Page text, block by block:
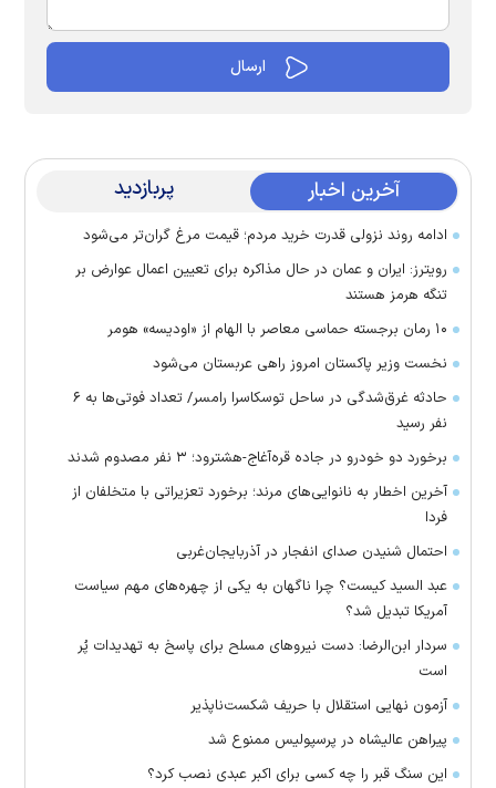
آخرین اخبار پربازدید
ادامه روند نزولی قدرت خرید مردم؛ قیمت مرغ گران‌تر می‌شود
رویترز: ایران و عمان در حال مذاکره برای تعیین اعمال عوارض بر
تنگه هرمز هستند
۱۰ رمان برجسته حماسی معاصر با الهام از «اودیسه» هومر
نخست وزیر پاکستان امروز راهی عربستان می‌شود
حادثه غرق‌شدگی در ساحل توسکاسرا رامسر/ تعداد فوتی‌ها به ۶
نفر رسید
برخورد دو خودرو در جاده قره‌آغاج-هشترود؛ ۳ نفر مصدوم شدند
آخرین اخطار به نانوایی‌های مرند؛ برخورد تعزیراتی با متخلفان از
فردا
احتمال شنیدن صدای انفجار در آذربایجان‌غربی
عبد السید کیست؟ چرا ناگهان به یکی از چهره‌های مهم سیاست
آمریکا تبدیل شد؟
سردار ابن‌الرضا: دست نیرو‌های مسلح برای پاسخ به تهدیدات پُر
است
آزمون نهایی استقلال با حریف شکست‌ناپذیر
پیراهن عالیشاه در پرسپولیس ممنوع شد
این سنگ قبر را چه کسی برای اکبر عبدی نصب کرد؟